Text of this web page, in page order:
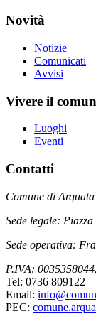
Novità
Notizie
Comunicati
Avvisi
Vivere il
Luoghi
Eventi
Contatti
Comune di
Sede legale:
Sede operativa:
P.IVA:
Tel: 0736 809122
Email:
PEC: